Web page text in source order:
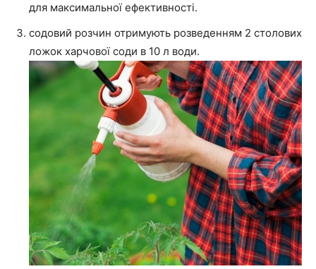
для максимальної ефективності.
содовий розчин отримують розведенням 2 столових
ложок харчової соди в 10 л води.